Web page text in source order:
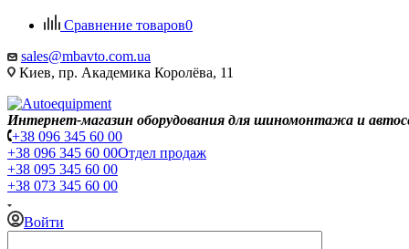
Сравнение товаров0
sales@mbavto.com.ua
Киев, пр. Академика Королёва, 11
Интернет-магазин оборудования для шиномонтажа и
+38 096 345 60 00
+38 096 345 60 00Отдел продаж
+38 095 345 60 00
+38 073 345 60 00
Войти